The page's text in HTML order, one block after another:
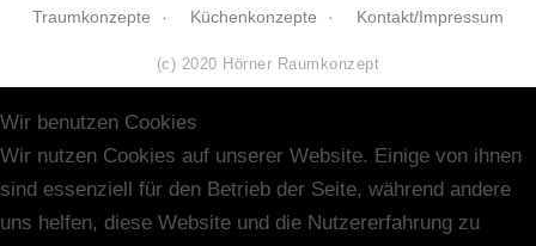
Traumkonzepte Küchenkonzepte Kontakt/Impressum
(c) 2020 Hörner Raumkonzept
Wir benutzen Cookies
Wir nutzen Cookies auf unserer Website. Einige von ihnen
sind essenziell für den Betrieb der Seite, während andere
uns helfen, diese Website und die Nutzererfahrung zu